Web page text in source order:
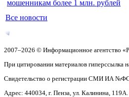
мошенникам более 1 млн. рублей
Все новости
2007–2026 © Информационное агентство
При цитировании материалов гиперссылка
Свидетельство о регистрации СМИ ИА
Адрес: 440034, г. Пенза, ул. Калинина,